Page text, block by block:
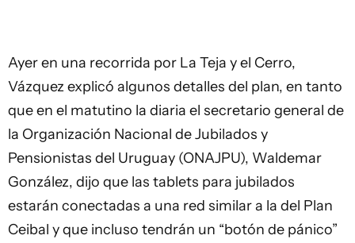
Ayer en una recorrida por La Teja y el Cerro,
Vázquez explicó algunos detalles del plan, en tanto
que en el matutino la diaria el secretario general de
la Organización Nacional de Jubilados y
Pensionistas del Uruguay (ONAJPU), Waldemar
González, dijo que las tablets para jubilados
estarán conectadas a una red similar a la del Plan
Ceibal y que incluso tendrán un “botón de pánico”